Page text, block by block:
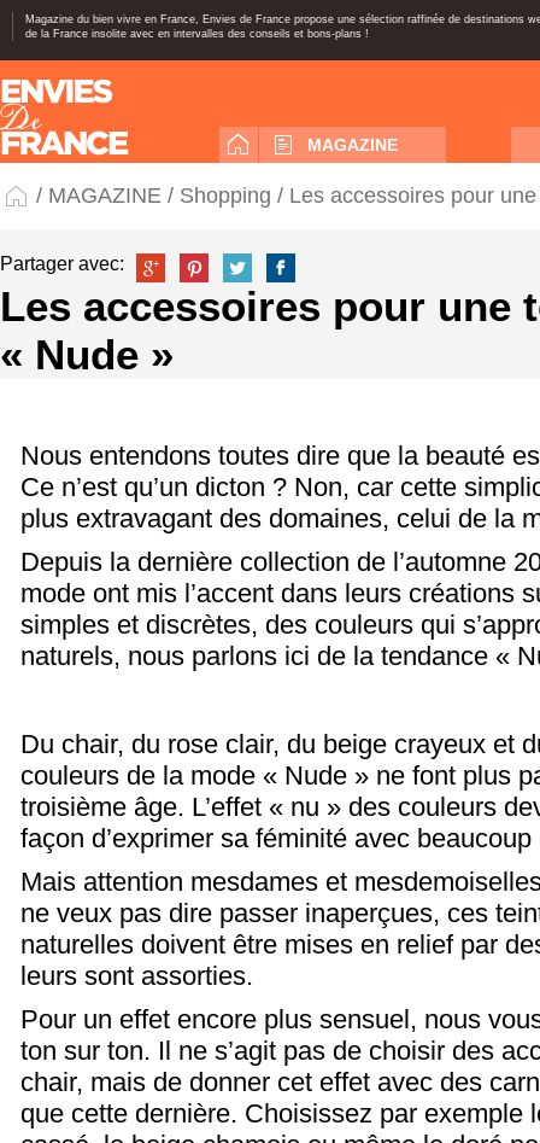
Magazine du bien vivre en France, Envies de France propose une sélection raffinée de destinations
de la France insolite avec en intervalles des conseils et bons-plans !
MAGAZINE
/ MAGAZINE / Shopping / Les accessoires pour
Partager avec:
Les accessoires pour une
« Nude »
Nous entendons toutes dire que la beauté
Ce n’est qu’un dicton ? Non, car cette
plus extravagant des domaines, celui de la
Depuis la dernière collection de l’automne
mode ont mis l’accent dans leurs créations
simples et discrètes, des couleurs qui
naturels, nous parlons ici de la tendance «
Du chair, du rose clair, du beige crayeux et
couleurs de la mode « Nude » ne font plus
troisième âge. L’effet « nu » des couleurs
façon d’exprimer sa féminité avec beaucoup
Mais attention mesdames et
ne veux pas dire passer inaperçues, ces
naturelles doivent être mises en relief par
leurs sont assorties.
Pour un effet encore plus sensuel, nous
ton sur ton. Il ne s’agit pas de choisir des
chair, mais de donner cet effet avec des
que cette dernière. Choisissez par exemple